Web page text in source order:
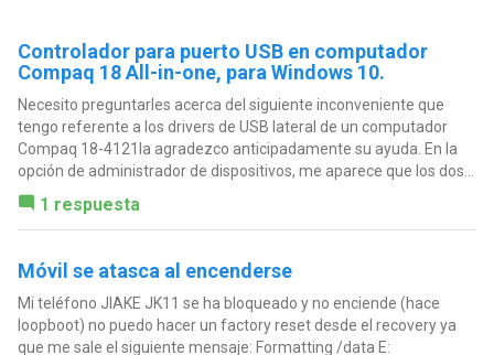
Controlador para puerto USB en computador
Compaq 18 All-in-one, para Windows 10.
Necesito preguntarles acerca del siguiente inconveniente que
tengo referente a los drivers de USB lateral de un computador
Compaq 18-4121la agradezco anticipadamente su ayuda. En la
opción de administrador de dispositivos, me aparece que los dos...
1 respuesta
Móvil se atasca al encenderse
Mi teléfono JIAKE JK11 se ha bloqueado y no enciende (hace
loopboot) no puedo hacer un factory reset desde el recovery ya
que me sale el siguiente mensaje: Formatting /data E: